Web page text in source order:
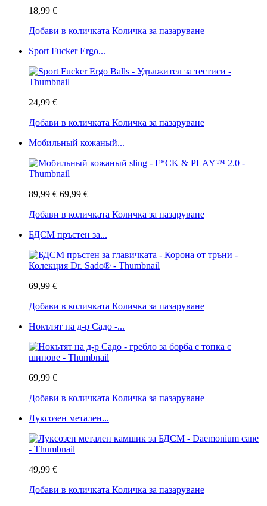
18,99 €
Добави в количката Количка за пазаруване
Sport Fucker Ergo...
24,99 €
Добави в количката Количка за пазаруване
Мобильный кожаный...
89,99 € 69,99 €
Добави в количката Количка за пазаруване
БДСМ пръстен за...
69,99 €
Добави в количката Количка за пазаруване
Нокътят на д-р Садо -...
69,99 €
Добави в количката Количка за пазаруване
Луксозен метален...
49,99 €
Добави в количката Количка за пазаруване